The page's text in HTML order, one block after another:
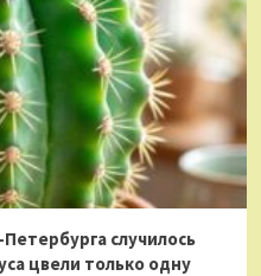
случилось
цвели только одну